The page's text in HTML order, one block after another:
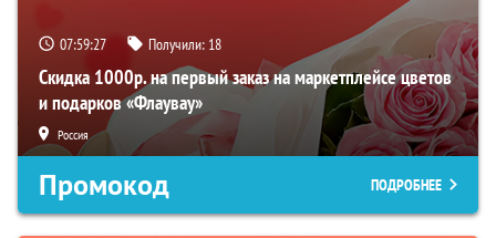
07:59:27 Получили: 18
Скидка 1000р. на первый заказ на маркетплейсе цветов
и подарков «Флаувау»
Россия
Промокод ПОДРОБНЕЕ